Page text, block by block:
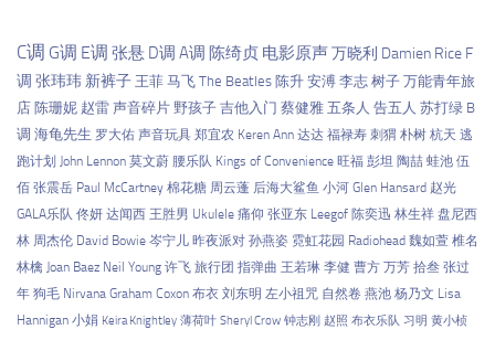
C调 G调 E调 张悬 D调 A调 陈绮贞 电影原声万晓利 Damien Rice F
调 张玮玮 新裤子 王菲马飞 The Beatles 陈升 安溥 李志 树子 万能青年旅
店 陈珊妮 赵雷 声音碎片 野孩子 吉他入门 蔡健雅 五条人 告五人 苏打绿 B
调 海龟先生 罗大佑 声音玩具 郑宜农 Keren Ann 达达 福禄寿 刺猬 朴树 杭天 逃
跑计划 John Lennon 莫文蔚 腰乐队 Kings of Convenience 旺福 彭坦 陶喆 蛙池 伍
佰 张震岳 Paul McCartney 棉花糖 周云蓬 后海大鲨鱼 小河 Glen Hansard 赵光
GALA乐队 佟妍 达闻西 王胜男 Ukulele 痛仰 张亚东 Leegof 陈奕迅 林生祥 盘尼西
林 周杰伦 David Bowie 岑宁儿 昨夜派对 孙燕姿 霓虹花园 Radiohead 魏如萱 椎名
林檎 Joan Baez Neil Young 许飞 旅行团 指弹曲 王若琳 李健 曹方 万芳 拾叁 张过
年 狗毛 Nirvana Graham Coxon 布衣 刘东明 左小祖咒 自然卷 燕池 杨乃文 Lisa
Hannigan 小娟 Keira Knightley 薄荷叶 Sheryl Crow 钟志刚 赵照 布衣乐队 习明 黄小桢